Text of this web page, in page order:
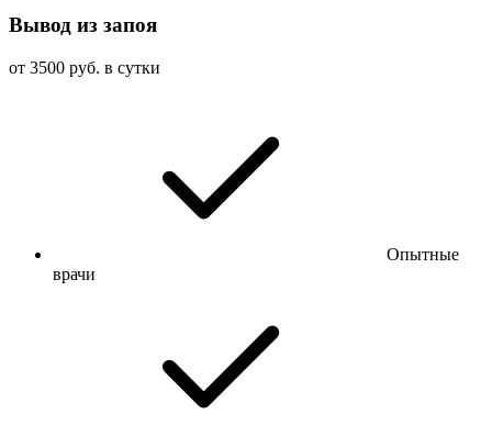
Вывод из запоя
от 3500 руб. в сутки
Опытные
врачи